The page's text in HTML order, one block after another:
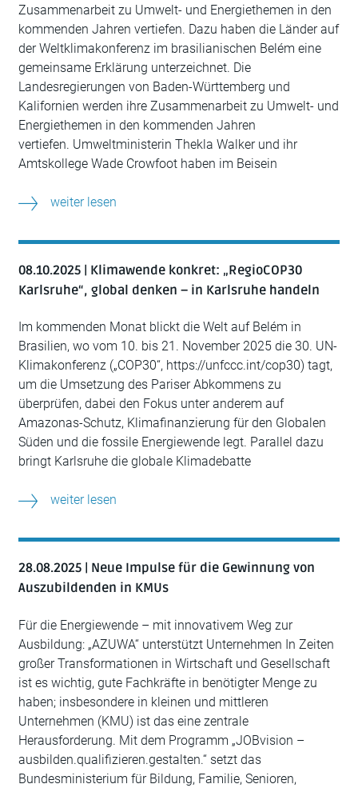
Zusammenarbeit zu Umwelt- und Energiethemen in den
kommenden Jahren vertiefen. Dazu haben die Länder auf
der Weltklimakonferenz im brasilianischen Belém eine
gemeinsame Erklärung unterzeichnet. Die
Landesregierungen von Baden-Württemberg und
Kalifornien werden ihre Zusammenarbeit zu Umwelt- und
Energiethemen in den kommenden Jahren
vertiefen. Umweltministerin Thekla Walker und ihr
Amtskollege Wade Crowfoot haben im Beisein
weiter lesen
08.10.2025 | Klimawende konkret: „RegioCOP30
Karlsruhe“, global denken – in Karlsruhe handeln
Im kommenden Monat blickt die Welt auf Belém in
Brasilien, wo vom 10. bis 21. November 2025 die 30. UN-
Klimakonferenz („COP30“, https://unfccc.int/cop30) tagt,
um die Umsetzung des Pariser Abkommens zu
überprüfen, dabei den Fokus unter anderem auf
Amazonas-Schutz, Klimafinanzierung für den Globalen
Süden und die fossile Energiewende legt. Parallel dazu
bringt Karlsruhe die globale Klimadebatte
weiter lesen
28.08.2025 | Neue Impulse für die Gewinnung von
Auszubildenden in KMUs
Für die Energiewende – mit innovativem Weg zur
Ausbildung: „AZUWA“ unterstützt Unternehmen In Zeiten
großer Transformationen in Wirtschaft und Gesellschaft
ist es wichtig, gute Fachkräfte in benötigter Menge zu
haben; insbesondere in kleinen und mittleren
Unternehmen (KMU) ist das eine zentrale
Herausforderung. Mit dem Programm „JOBvision –
ausbilden.qualifizieren.gestalten.“ setzt das
Bundesministerium für Bildung, Familie, Senioren,